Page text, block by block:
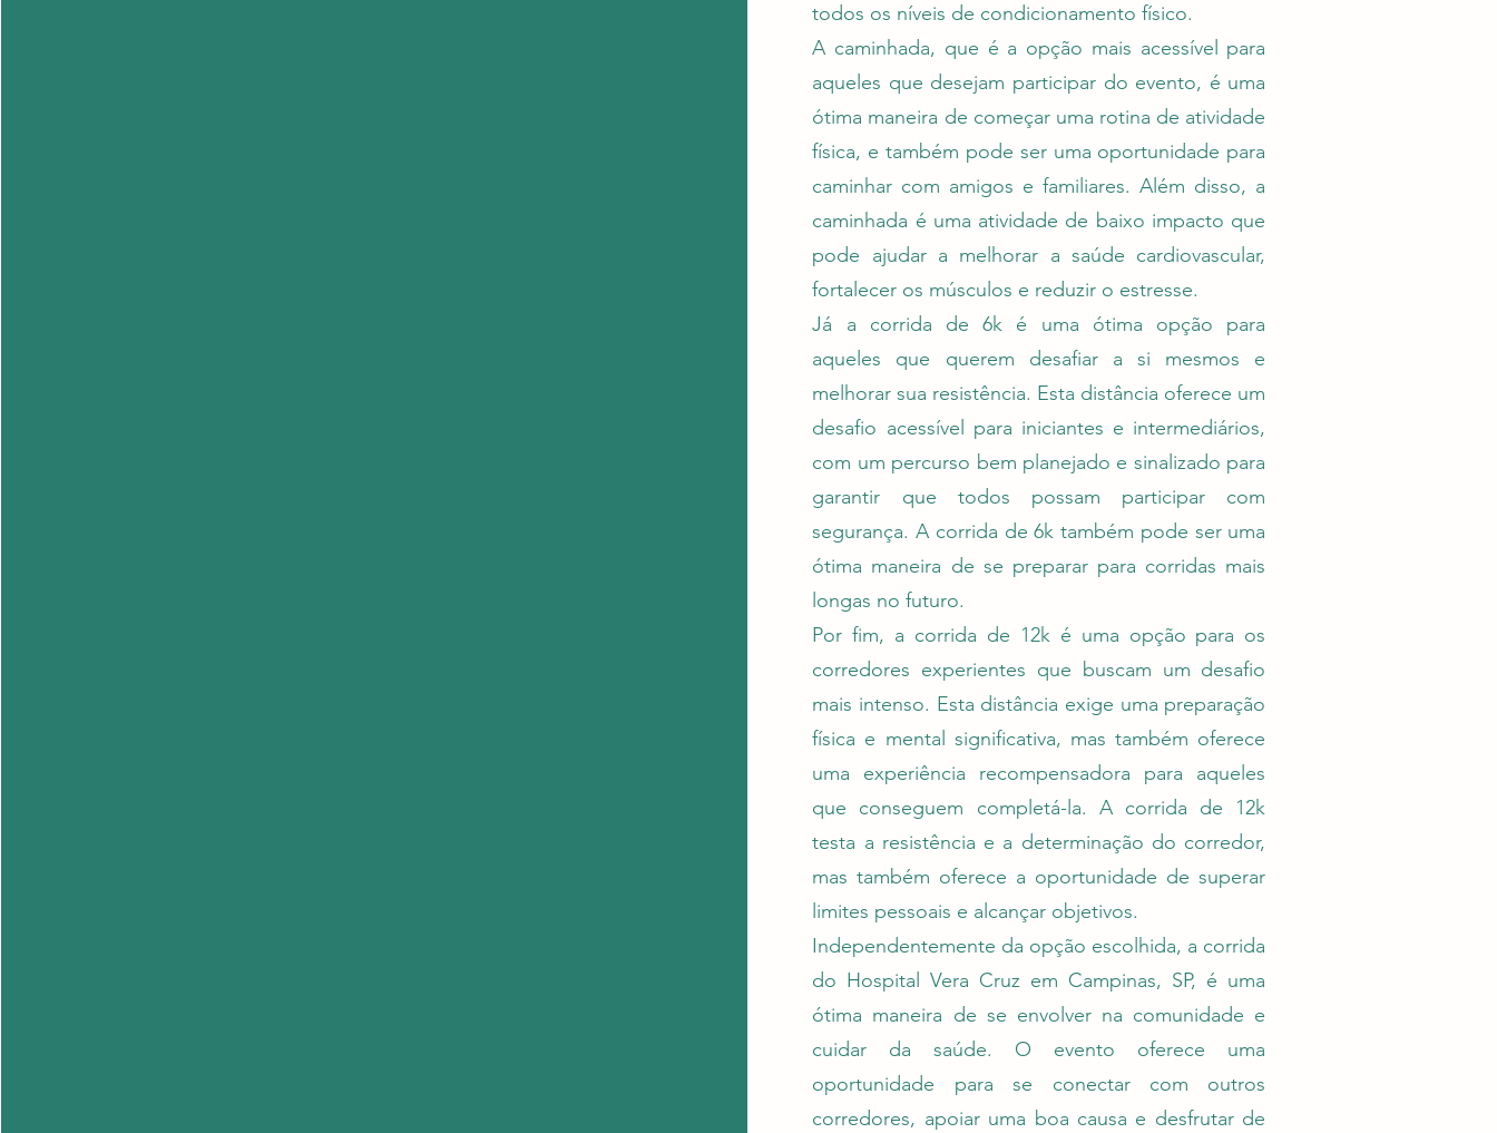
todos os níveis de condicionamento físico.
A caminhada, que é a opção mais acessível para
aqueles que desejam participar do evento, é uma
ótima maneira de começar uma rotina de atividade
física, e também pode ser uma oportunidade para
caminhar com amigos e familiares. Além disso, a
caminhada é uma atividade de baixo impacto que
pode ajudar a melhorar a saúde cardiovascular,
fortalecer os músculos e reduzir o estresse.
Já a corrida de 6k é uma ótima opção para
aqueles que querem desafiar a si mesmos e
melhorar sua resistência. Esta distância oferece um
desafio acessível para iniciantes e intermediários,
com um percurso bem planejado e sinalizado para
garantir que todos possam participar com
segurança. A corrida de 6k também pode ser uma
ótima maneira de se preparar para corridas mais
longas no futuro.
Por fim, a corrida de 12k é uma opção para os
corredores experientes que buscam um desafio
mais intenso. Esta distância exige uma preparação
física e mental significativa, mas também oferece
uma experiência recompensadora para aqueles
que conseguem completá-la. A corrida de 12k
testa a resistência e a determinação do corredor,
mas também oferece a oportunidade de superar
limites pessoais e alcançar objetivos.
Independentemente da opção escolhida, a corrida
do Hospital Vera Cruz em Campinas, SP, é uma
ótima maneira de se envolver na comunidade e
cuidar da saúde. O evento oferece uma
oportunidade para se conectar com outros
corredores, apoiar uma boa causa e desfrutar de